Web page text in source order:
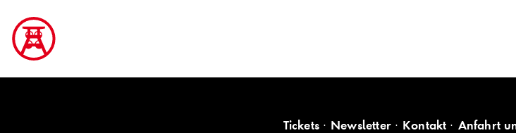
Tickets Newsletter Kontakt Anfahrt